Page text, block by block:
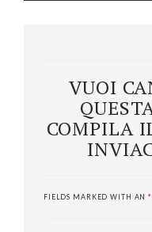
VUOI
COMPILA
FIELDS MARKED WITH AN*